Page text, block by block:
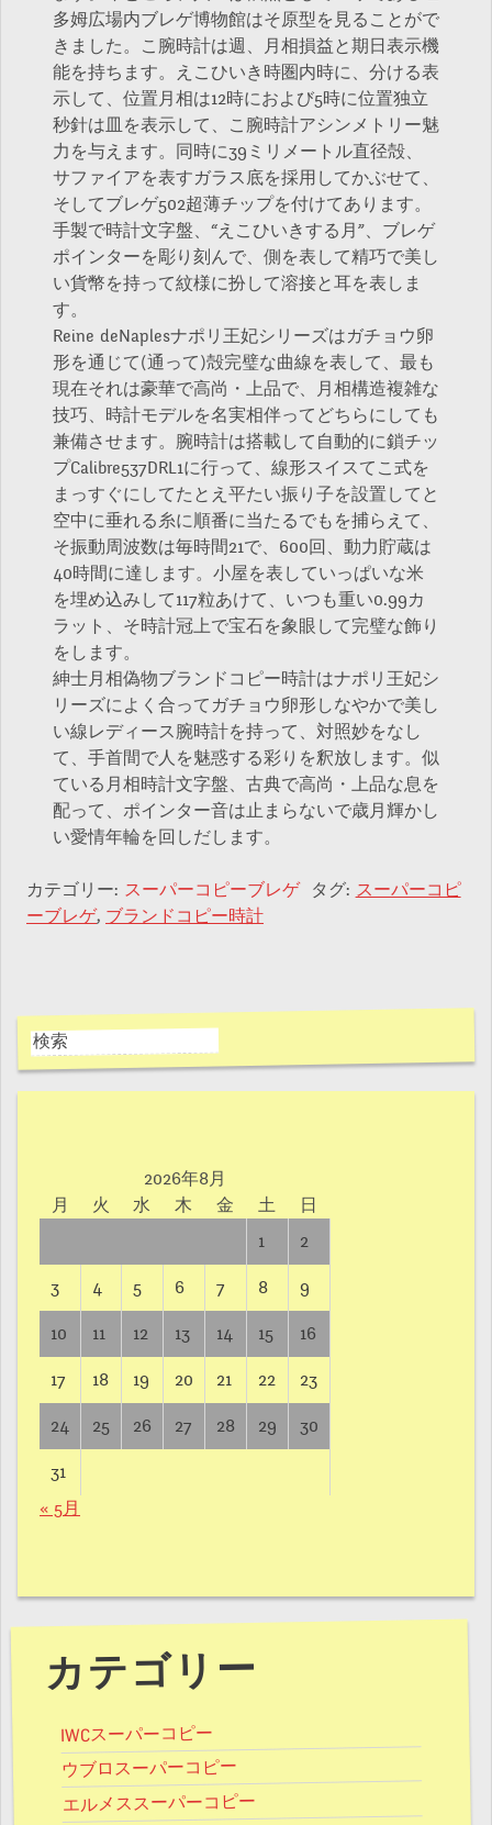
多姆広場内ブレゲ博物館はそ原型を見ることがで
きました。こ腕時計は週、月相損益と期日表示機
能を持ちます。えこひいき時圏内時に、分ける表
示して、位置月相は12時におよび5時に位置独立
秒針は皿を表示して、こ腕時計アシンメトリー魅
力を与えます。同時に39ミリメートル直径殻、
サファイアを表すガラス底を採用してかぶせて、
そしてブレゲ502超薄チップを付けてあります。
手製で時計文字盤、“えこひいきする月”、ブレゲ
ポインターを彫り刻んで、側を表して精巧で美し
い貨幣を持って紋様に扮して溶接と耳を表しま
す。
Reine deNaplesナポリ王妃シリーズはガチョウ卵
形を通じて(通って)殻完璧な曲線を表して、最も
現在それは豪華で高尚・上品で、月相構造複雑な
技巧、時計モデルを名実相伴ってどちらにしても
兼備させます。腕時計は搭載して自動的に鎖チッ
プCalibre537DRL1に行って、線形スイスてこ式を
まっすぐにしてたとえ平たい振り子を設置してと
空中に垂れる糸に順番に当たるでもを捕らえて、
そ振動周波数は毎時間21で、600回、動力貯蔵は
40時間に達します。小屋を表していっぱいな米
を埋め込みして117粒あけて、いつも重い0.99カ
ラット、そ時計冠上で宝石を象眼して完璧な飾り
をします。
紳士月相偽物ブランドコピー時計はナポリ王妃シ
リーズによく合ってガチョウ卵形しなやかで美し
い線レディース腕時計を持って、対照妙をなし
て、手首間で人を魅惑する彩りを釈放します。似
ている月相時計文字盤、古典で高尚・上品な息を
配って、ポインター音は止まらないで歳月輝かし
い愛情年輪を回しだします。
カテゴリー: スーパーコピーブレゲ タグ: スーパーコピ
ーブレゲ, ブランドコピー時計
2026年8月
月
火 水 木 金 土 日
« 5月
1 2
3 4 5 6 7 8 9
10 11 12 13 14 15 16
17 18 19 20 21 22 23
24 25 26 27 28 29 30
31
カテゴリー
IWCスーパーコピー
ウブロスーパーコピー
エルメススーパーコピー